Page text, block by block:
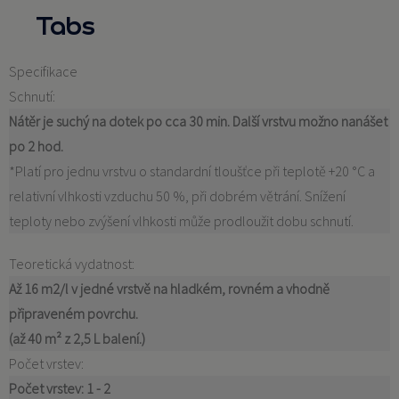
Tabs
Specifikace
Schnutí:
Nátěr je suchý na dotek po cca 30 min. Další vrstvu možno nanášet
po 2 hod.
*Platí pro jednu vrstvu o standardní tloušťce při teplotě +20 °C a
relativní vlhkosti vzduchu 50 %, při dobrém větrání. Snížení
teploty nebo zvýšení vlhkosti může prodloužit dobu schnutí.
Teoretická vydatnost:
Až 16 m2/l v jedné vrstvě na hladkém, rovném a vhodně
připraveném povrchu.
(až 40 m² z 2,5 L balení.)
Počet vrstev:
Počet vrstev: 1 - 2